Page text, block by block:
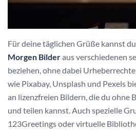
Für deine täglichen Grüße kannst du
Morgen Bilderaus verschiedenen
beziehen, ohne dabei
wie Pixabay, Unsplash und Pexels
an lizenzfreien Bildern, die du ohne
und teilen kannst. Auch spezielle
123Greetings oder virtuelle